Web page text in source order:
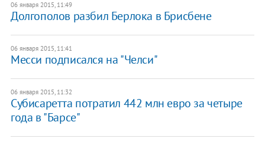
06 января 2015, 11:49
Долгополов разбил Берлока в Брисбене
06 января 2015, 11:41
Месси подписался на "Челси"
06 января 2015, 11:32
Субисаретта потратил 442 млн евро за четыре
года в "Барсе"